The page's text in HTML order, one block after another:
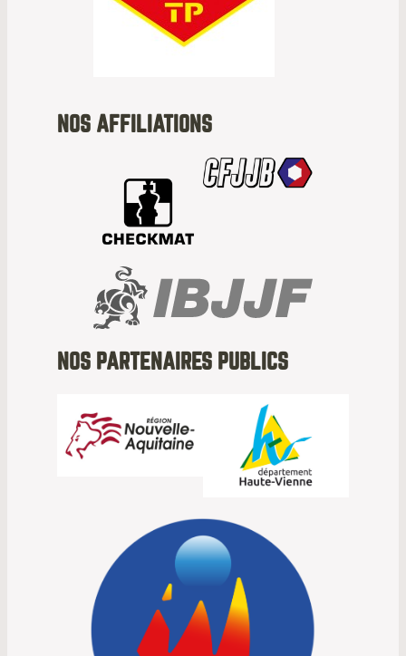
NOS AFFILIATIONS
NOS PARTENAIRES PUBLICS